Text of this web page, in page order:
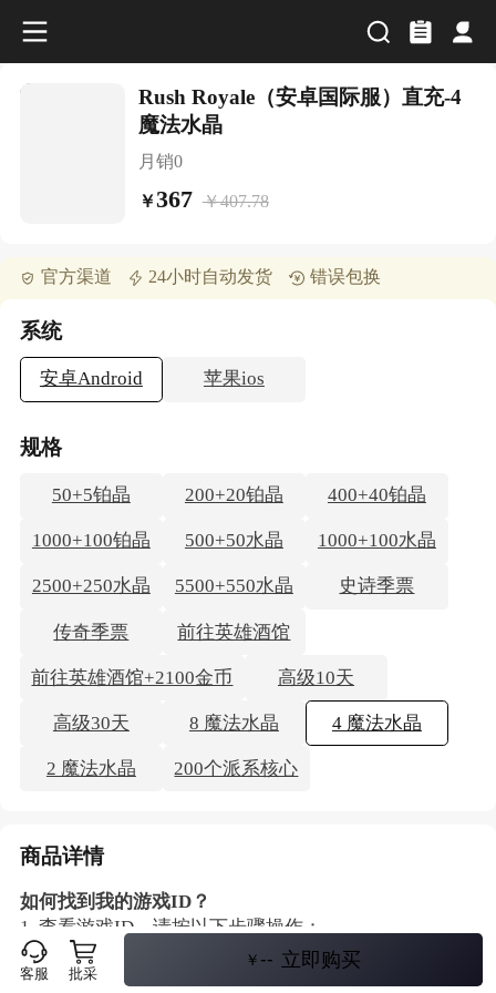
Rush Royale（安卓国际服）直充-4
魔法水晶
月销0
￥367 ￥407.78
官方渠道 24小时自动发货 错误包换
系统
安卓Android 苹果ios
规格
50+5铂晶 200+20铂晶 400+40铂晶
1000+100铂晶 500+50水晶 1000+100水晶
2500+250水晶 5500+550水晶 史诗季票
传奇季票 前往英雄酒馆
前往英雄酒馆+2100金币 高级10天
高级30天 8 魔法水晶 4 魔法水晶
2 魔法水晶 200个派系核心
商品详情
如何找到我的游戏ID？
1. 查看游戏ID，请按以下步骤操作：
2. 前往游戏菜单（见图1）
3. 点击/轻按”好友“选项卡（见图2）
客服 批采
￥ -- 立即购买